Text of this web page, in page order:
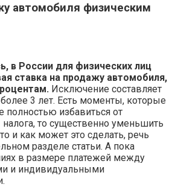
автомобиля физическим
в России для физических лиц
ставка на продажу автомобиля,
Исключение составляет
3 лет. Есть моменты, которые
полностью избавиться от
налога, то существенно уменьшить
и как может это сделать, речь
разделе статьи. А пока
в размере платежей между
и индивидуальными